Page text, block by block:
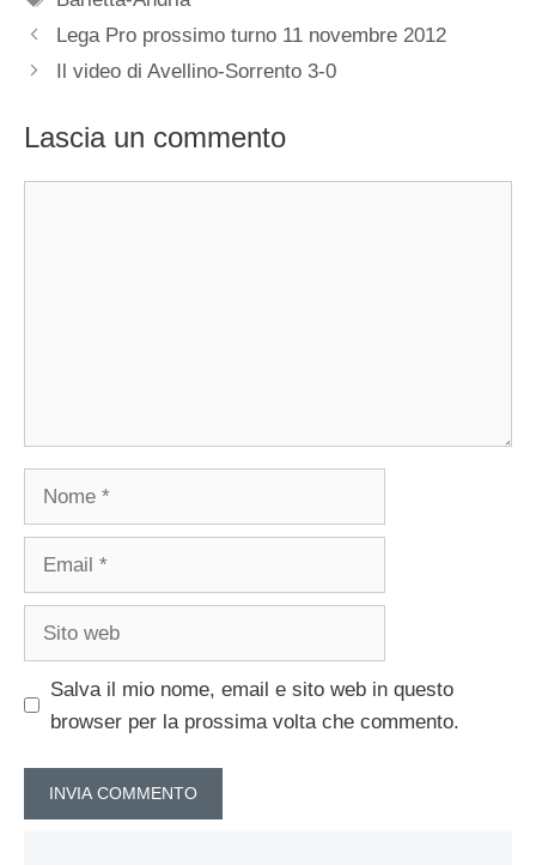
Lega Pro prossimo turno 11 novembre 2012
Il video di Avellino-Sorrento 3-0
Lascia un commento
Nome
Email
Sito
Salva il mio nome, email e sito web in questo
browser per la prossima volta che commento.